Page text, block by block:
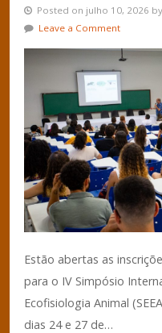
Posted on julho 10, 2026 by
Leave a Comment
Estão abertas as
para o IV Simpósio
Ecofisiologia Animal
dias 24 e 27 de…